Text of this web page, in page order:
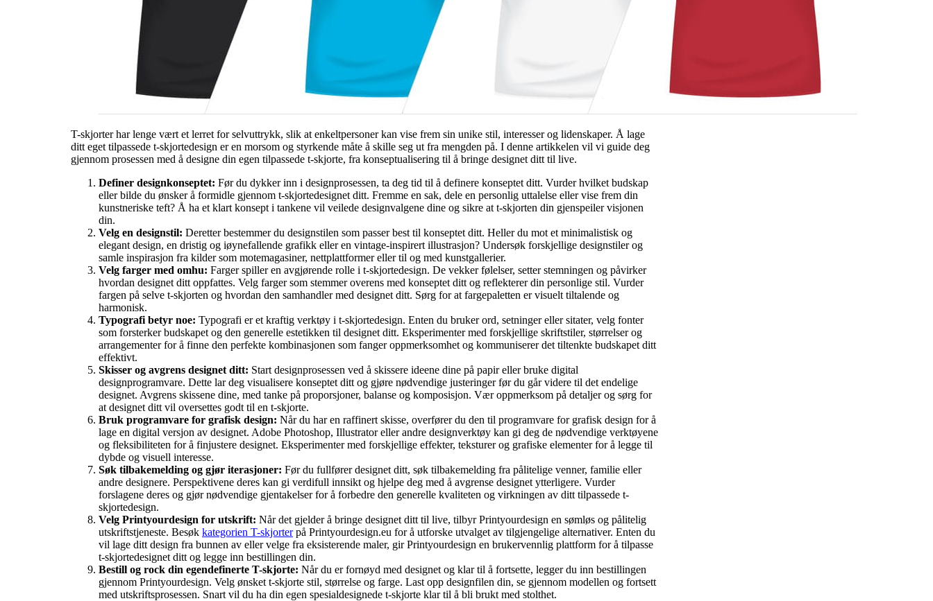
T-skjorter har lenge vært et lerret for selvuttrykk, slik at enkeltpersoner kan vise frem sin unike stil, interesser og lidenskaper. Å lage
ditt eget tilpassede t-skjortedesign er en morsom og styrkende måte å skille seg ut fra mengden på. I denne artikkelen vil vi guide deg
gjennom prosessen med å designe din egen tilpassede t-skjorte, fra konseptualisering til å bringe designet ditt til live.
Definer designkonseptet: Før du dykker inn i designprosessen, ta deg tid til å definere konseptet ditt. Vurder hvilket budskap
eller bilde du ønsker å formidle gjennom t-skjortedesignet ditt. Fremme en sak, dele en personlig uttalelse eller vise frem din
kunstneriske teft? Å ha et klart konsept i tankene vil veilede designvalgene dine og sikre at t-skjorten din gjenspeiler visjonen
din.
Velg en designstil: Deretter bestemmer du designstilen som passer best til konseptet ditt. Heller du mot et minimalistisk og
elegant design, en dristig og iøynefallende grafikk eller en vintage-inspirert illustrasjon? Undersøk forskjellige designstiler og
samle inspirasjon fra kilder som motemagasiner, nettplattformer eller til og med kunstgallerier.
Velg farger med omhu: Farger spiller en avgjørende rolle i t-skjortedesign. De vekker følelser, setter stemningen og påvirker
hvordan designet ditt oppfattes. Velg farger som stemmer overens med konseptet ditt og reflekterer din personlige stil. Vurder
fargen på selve t-skjorten og hvordan den samhandler med designet ditt. Sørg for at fargepaletten er visuelt tiltalende og
harmonisk.
Typografi betyr noe: Typografi er et kraftig verktøy i t-skjortedesign. Enten du bruker ord, setninger eller sitater, velg fonter
som forsterker budskapet og den generelle estetikken til designet ditt. Eksperimenter med forskjellige skriftstiler, størrelser og
arrangementer for å finne den perfekte kombinasjonen som fanger oppmerksomhet og kommuniserer det tiltenkte budskapet ditt
effektivt.
Skisser og avgrens designet ditt: Start designprosessen ved å skissere ideene dine på papir eller bruke digital
designprogramvare. Dette lar deg visualisere konseptet ditt og gjøre nødvendige justeringer før du går videre til det endelige
designet. Avgrens skissene dine, med tanke på proporsjoner, balanse og komposisjon. Vær oppmerksom på detaljer og sørg for
at designet ditt vil oversettes godt til en t-skjorte.
Bruk programvare for grafisk design: Når du har en raffinert skisse, overfører du den til programvare for grafisk design for å
lage en digital versjon av designet. Adobe Photoshop, Illustrator eller andre designverktøy kan gi deg de nødvendige verktøyene
og fleksibiliteten for å finjustere designet. Eksperimenter med forskjellige effekter, teksturer og grafiske elementer for å legge til
dybde og visuell interesse.
Søk tilbakemelding og gjør iterasjoner: Før du fullfører designet ditt, søk tilbakemelding fra pålitelige venner, familie eller
andre designere. Perspektivene deres kan gi verdifull innsikt og hjelpe deg med å avgrense designet ytterligere. Vurder
forslagene deres og gjør nødvendige gjentakelser for å forbedre den generelle kvaliteten og virkningen av ditt tilpassede t-
skjortedesign.
Velg Printyourdesign for utskrift: Når det gjelder å bringe designet ditt til live, tilbyr Printyourdesign en sømløs og pålitelig
utskriftstjeneste. Besøk kategorien T-skjorterpå Printyourdesign.eu for å utforske utvalget av tilgjengelige alternativer. Enten du
vil lage ditt design fra bunnen av eller velge fra eksisterende maler, gir Printyourdesign en brukervennlig plattform for å tilpasse
t-skjortedesignet ditt og legge inn bestillingen din.
Bestill og rock din egendefinerte T-skjorte: Når du er fornøyd med designet og klar til å fortsette, legger du inn bestillingen
gjennom Printyourdesign. Velg ønsket t-skjorte stil, størrelse og farge. Last opp designfilen din, se gjennom modellen og fortsett
med utskriftsprosessen. Snart vil du ha din egen spesialdesignede t-skjorte klar til å bli brukt med stolthet.